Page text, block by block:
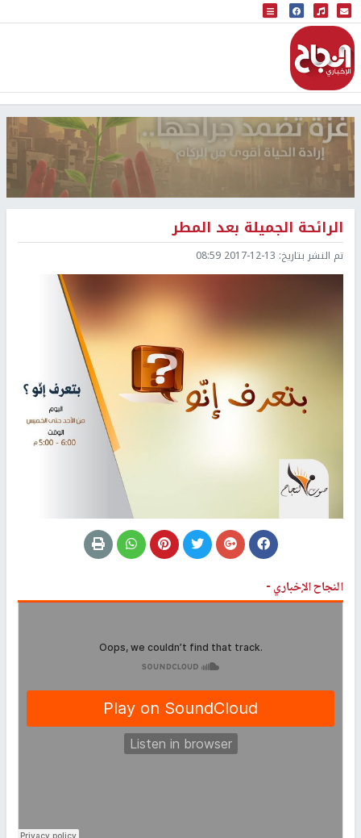
البث المباشر
إذاعة النجاح
الرائحة الجميلة بعد المطر
تم النشر بتاريخ: 2017-12-13 08:59
النجاح الإخباري -